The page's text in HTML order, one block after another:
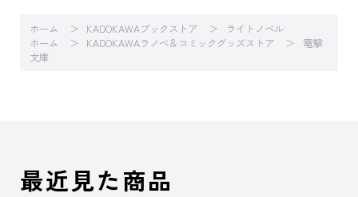
ホーム KADOKAWAブックストア
ライトノベル
ホーム
KADOKAWAラノベ＆コミックグッズストア
電撃
文庫
最近見た商品